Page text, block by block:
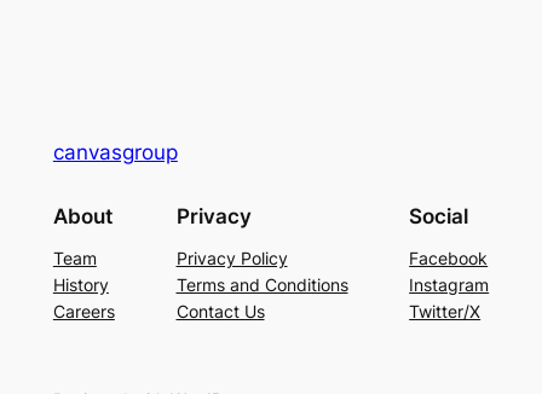
canvasgroup
About
Team
History
Careers
Privacy
Privacy Policy
Terms and Conditions
Contact Us
Social
Facebook
Instagram
Twitter/X